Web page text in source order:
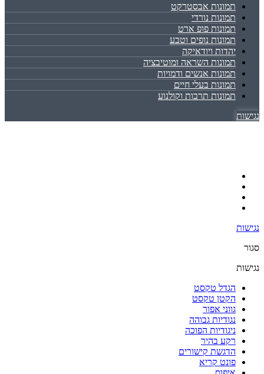
תמונות אבסטרקט
תמונות נורדי
תמונות פופ ארט
תמונות נופים וטבע
יהדות ויודאיקה
תמונות השראה ומוטיבציה
תמונות אנשים ודמויות
תמונות בעלי חיים
תמונות תרבות וקולנוע
נגישות
נגישות
סגור
נגישות
הגדל טקסט
הקטן טקסט
גווני אפור
נגודיות גבוהה
ניגודיות הפוכה
רקע בהיר
הדגשת קישורים
פונט קריא